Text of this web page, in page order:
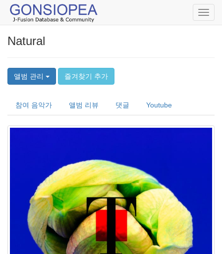
Natural
앨범 관리 즐겨찾기 추가
참여 음악가 앨범 리뷰 댓글 Youtube